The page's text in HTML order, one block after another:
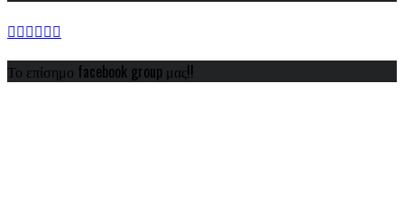
Το επίσημο facebook group μας!!